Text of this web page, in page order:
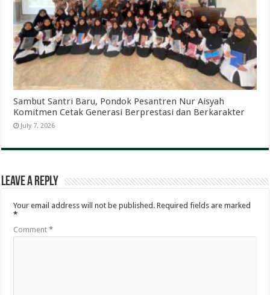
Sambut Santri Baru, Pondok Pesantren Nur Aisyah
Komitmen Cetak Generasi Berprestasi dan Berkarakter
July 7, 2026
Leave a Reply
Your email address will not be published. Required fields are marked
*
Comment*